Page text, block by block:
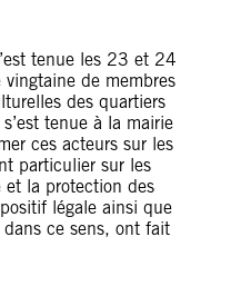
tenue les 23 et 24
de membres
des quartiers
tenue à la mairie
ces acteurs sur les
particulier sur les
et la protection des
légale ainsi que
ce sens, ont fait